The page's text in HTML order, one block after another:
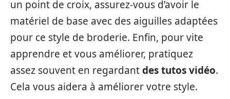
un point de croix, assurez-vous d’avoir le
matériel de base avec des aiguilles adaptées
pour ce style de broderie. Enfin, pour vite
apprendre et vous améliorer, pratiquez
assez souvent en regardantdes tutos vidéo.
Cela vous aidera à améliorer votre style.